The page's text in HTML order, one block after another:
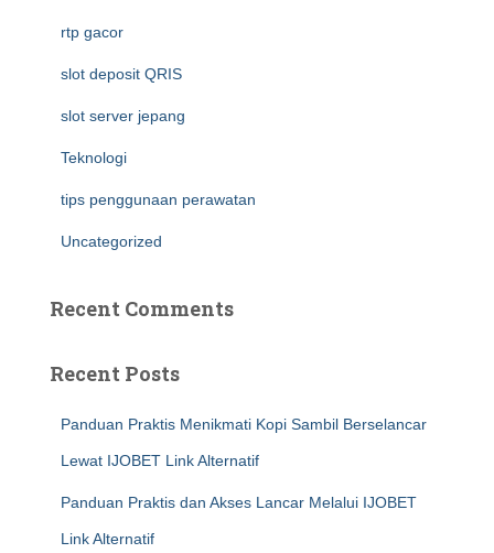
rtp gacor
slot deposit QRIS
slot server jepang
Teknologi
tips penggunaan perawatan
Uncategorized
Recent Comments
Recent Posts
Panduan Praktis Menikmati Kopi Sambil Berselancar
Lewat IJOBET Link Alternatif
Panduan Praktis dan Akses Lancar Melalui IJOBET
Link Alternatif